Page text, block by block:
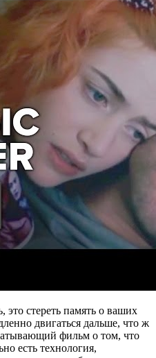
это стереть память о ваших
двигаться дальше, что ж
фильм о том, что
есть технология,